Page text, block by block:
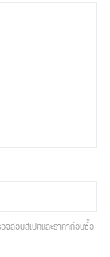
จสอบสเปคและราคาก่อนซื้อ